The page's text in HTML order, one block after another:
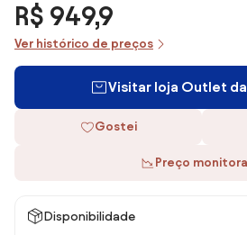
R$ 949,9
Ver histórico de preços
Visitar loja Outlet
Gostei
Preço
Disponibilidade